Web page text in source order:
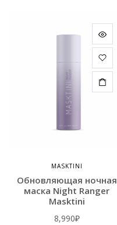
MASKTINI
Обновляющая ночная
маска Night Ranger
Masktini
8,990₽